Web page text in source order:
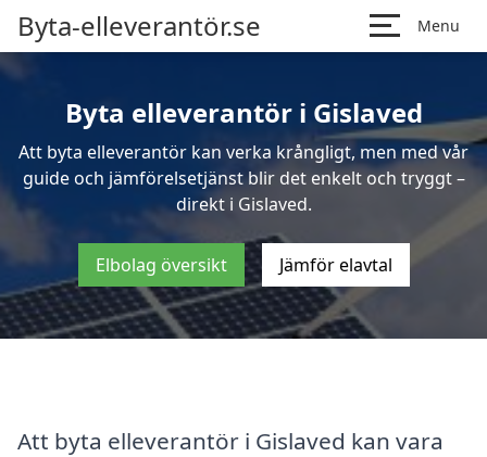
Byta-elleverantör.se Menu
Byta elleverantör i Gislaved
Att byta elleverantör kan verka krångligt, men med vår
guide och jämförelsetjänst blir det enkelt och tryggt –
direkt i Gislaved.
Elbolag översikt Jämför elavtal
Att byta elleverantör i Gislaved kan vara